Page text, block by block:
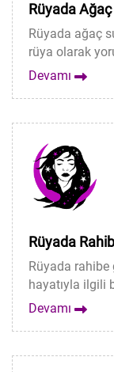
Rüyada
Rüyada ağaç
rüya olarak
Devamı
Rüyada
Rüyada
hayatıyla ilgili
Devamı